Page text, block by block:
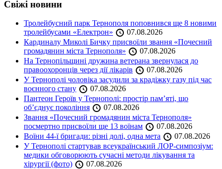
Свіжі новини
Тролейбусний парк Тернополя поповнився ще 8 новими
тролейбусами «Електрон»
07.08.2026
Кардиналу Миколі Бичку присвоїли звання «Почесний
громадянин міста Тернополя»
07.08.2026
На Тернопільщині дружина ветерана звернулася до
правоохоронців через дії лікарів
07.08.2026
У Тернополі чоловіка засудили за крадіжку газу під час
воєнного стану
07.08.2026
Пантеон Героїв у Тернополі: простір пам’яті, що
об’єднує покоління
07.08.2026
Звання «Почесний громадянин міста Тернополя»
посмертно присвоїли ще 13 воїнам
07.08.2026
Воїни 44-ї бригади: різні долі, одна мета
07.08.2026
У Тернополі стартував всеукраїнський ЛОР-симпозіум:
медики обговорюють сучасні методи лікування та
хірургії (фото)
07.08.2026